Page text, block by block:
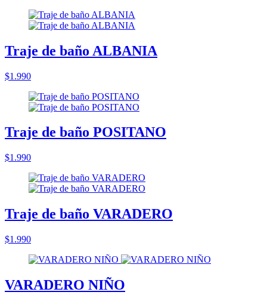
Traje de baño ALBANIA
$1.990
Traje de baño POSITANO
$1.990
Traje de baño VARADERO
$1.990
VARADERO NIÑO